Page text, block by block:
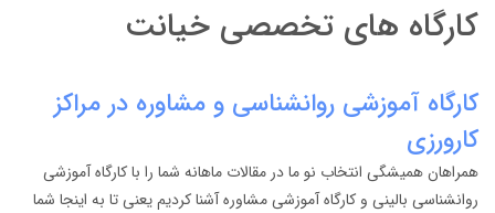
کارگاه های تخصصی خیانت
کارگاه آموزشی روانشناسی و مشاوره در مراکز
کارورزی
همراهان همیشگی انتخاب نو ما در مقالات ماهانه شما را با کارگاه آموزشی
روانشناسی بالینی و کارگاه آموزشی مشاوره آشنا کردیم یعنی تا به اینجا شما